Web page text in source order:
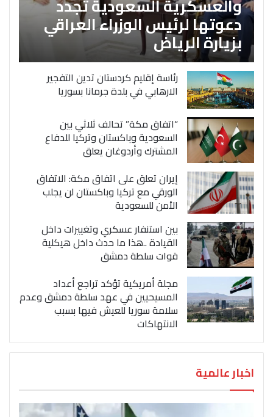
دعوتها لرئيس الوزراء العراقي
بزيارة الرياض
رئاسة إقليم كردستان تدين التفجير
الارهابي في بلدة جرمانا بسوريا
“اتفاق مكة” تحالف ثلاثي بين
السعودية وباكستان وتركيا للدفاع
المشترك وأردوغان يعلق
إيران تعلق على اتفاق مكة: الاتفاق
الورقي مع تركيا وباكستان لن يجلب
الأمن للسعودية
بين استنفار عسكري وتغييرات داخل
القيادة ..هذا ما حدث داخل هيكلية
قوات سلطة دمشق
مجلة أمريكية تؤكد تراجع أعداد
المسيحيين في عهد سلطة دمشق وعدم
سلامة سوريا للعيش فيها بسبب
الانتهاكات
اخبار عالمية